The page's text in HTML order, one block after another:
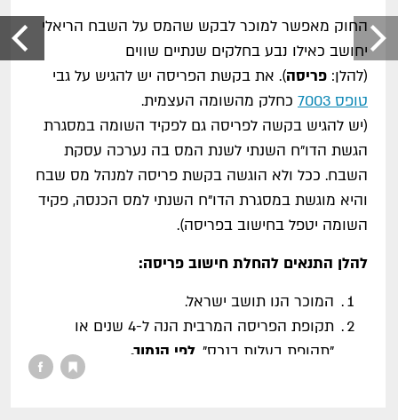
החוק מאפשר למוכר לבקש שהמס על השבח הריאלי
יחושב כאילו נבע בחלקים שנתיים שווים
(להלן: פריסה). את בקשת הפריסה יש להגיש על גבי
טופס 7003
כחלק מהשומה העצמית.
(יש להגיש בקשה לפריסה גם לפקיד השומה במסגרת
הגשת הדו"ח השנתי לשנת המס בה נערכה עסקת
השבח. ככל ולא הוגשה בקשת פריסה למנהל מס שבח
והיא מוגשת במסגרת הדו"ח השנתי למס הכנסה, פקיד
השומה יטפל בחישוב בפריסה).
להלן התנאים להחלת חישוב פריסה:
המוכר הנו תושב ישראל.
תקופת הפריסה המרבית הנה ל-4 שנים או
"תקופת בעלות בנכס",לפי הנמוך.